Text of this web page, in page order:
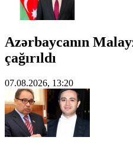
Azərbaycanın
çağırıldı
07.08.2026, 13:20